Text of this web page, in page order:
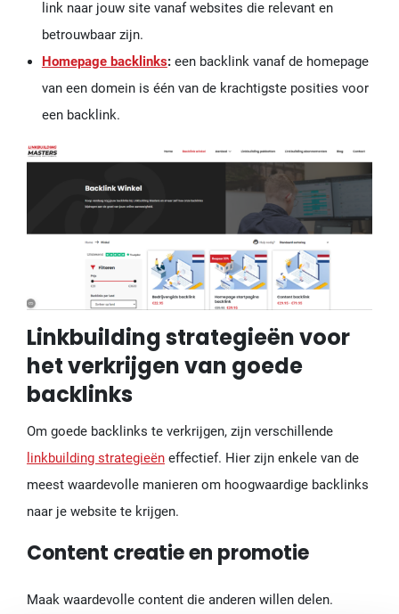
link naar jouw site vanaf websites die relevant en
betrouwbaar zijn.
Homepage backlinks:een backlink vanaf de homepage
van een domein is één van de krachtigste posities voor
een backlink.
Linkbuilding strategieën voor
het verkrijgen van goede
backlinks
Om goede backlinks te verkrijgen, zijn verschillende
linkbuilding strategieën effectief. Hier zijn enkele van de
meest waardevolle manieren om hoogwaardige backlinks
naar je website te krijgen.
Content creatie en promotie
Maak waardevolle content die anderen willen delen.